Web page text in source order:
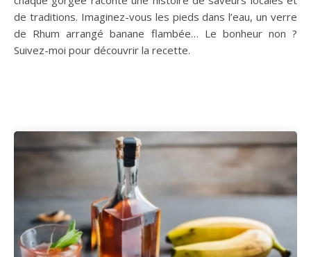
de traditions. Imaginez-vous les pieds dans l’eau, un verre
de Rhum arrangé banane flambée… Le bonheur non ?
Suivez-moi pour découvrir la recette.